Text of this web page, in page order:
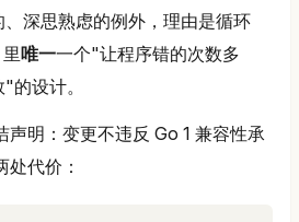
、深思熟虑的例外，理由是循环
唯一一个"让程序错的次数多
的设计。
声明：变更不违反 Go 1 兼容性承
处代价：